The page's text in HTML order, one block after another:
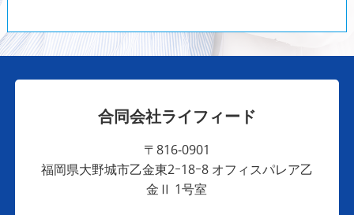
合同会社ライフィード
〒816-0901
福岡県大野城市乙金東2ｰ18ｰ8 オフィスパレア乙
金Ⅱ 1号室